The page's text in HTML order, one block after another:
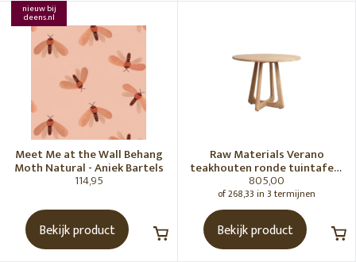
nieuw bij
deens.nl
Meet Me at the Wall Behang
Moth Natural - Aniek Bartels
114,95
Bekijk product
Raw Materials Verano
teakhouten ronde tuintafel -
Ø100 cm
805,00
of 268,33 in 3 termijnen
Bekijk product